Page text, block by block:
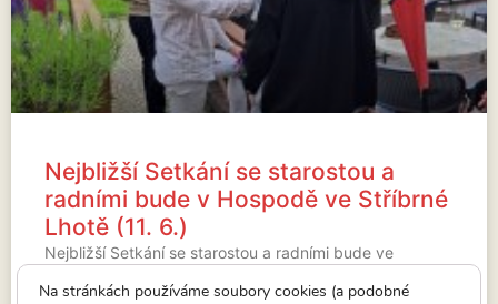
Nejbližší Setkání se starostou a
radními bude v Hospodě ve Stříbrné
Lhotě (11. 6.)
Nejbližší Setkání se starostou a radními bude ve
Na stránkách používáme soubory cookies (a podobné